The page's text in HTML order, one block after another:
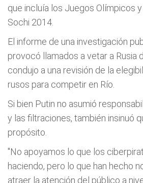
que incluía los Juegos Olímpicos
Sochi 2014.
El informe de una investigación
provocó llamados a vetar a Rusia
condujo a una revisión de la
rusos para competir en Río.
Si bien Putin no asumió
y las filtraciones, también insinuó
propósito.
"No apoyamos lo que los
haciendo, pero lo que han hecho
atraer la atención del público a